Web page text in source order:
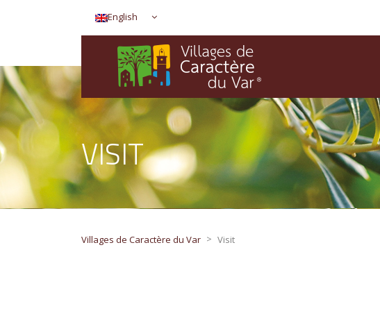
English
VISIT
Villages de Caractère du Var > Visit